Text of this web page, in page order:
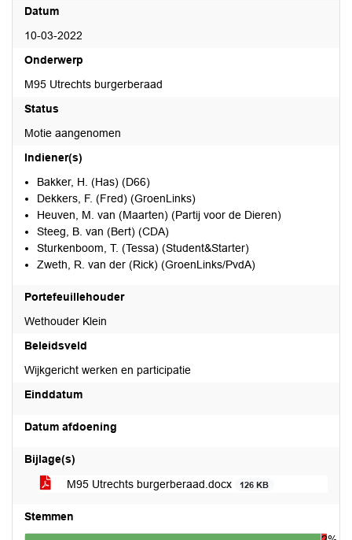
Datum
10-03-2022
Onderwerp
M95 Utrechts burgerberaad
Status
Motie aangenomen
Indiener(s)
Bakker, H. (Has) (D66)
Dekkers, F. (Fred) (GroenLinks)
Heuven, M. van (Maarten) (Partij voor de Dieren)
Steeg, B. van (Bert) (CDA)
Sturkenboom, T. (Tessa) (Student&Starter)
Zweth, R. van der (Rick) (GroenLinks/PvdA)
Portefeuillehouder
Wethouder Klein
Beleidsveld
Wijkgericht werken en participatie
Einddatum
Datum afdoening
Bijlage(s)
M95 Utrechts burgerberaad.docx
126 KB
Stemmen